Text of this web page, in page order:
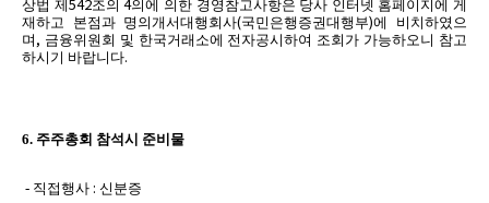
상법 제 조의
의에 의한 경영참고사항은 당사 인터넷 홈페이지에 게
재하고 본점과 명의개서대행회사(국민은행증권대행부)에 비치하였으
며 , 금융위원회 및 한국거래소에 전자공시하여 조회가 가능하오니 참고
하시기 바랍니다.
6. 주주총회 참석시 준비물
- 직접행사 : 신분증